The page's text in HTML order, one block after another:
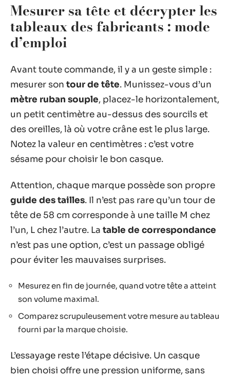
Mesurer sa tête et décrypter les
tableaux des fabricants : mode
d’emploi
Avant toute commande, il y a un geste simple :
mesurer son tour de tête. Munissez-vous d’un
mètre ruban souple, placez-le horizontalement,
un petit centimètre au-dessus des sourcils et
des oreilles, là où votre crâne est le plus large.
Notez la valeur en centimètres : c’est votre
sésame pour choisir le bon casque.
Attention, chaque marque possède son propre
guide des tailles. Il n’est pas rare qu’un tour de
tête de 58 cm corresponde à une taille M chez
l’un, L chez l’autre. La table de correspondance
n’est pas une option, c’est un passage obligé
pour éviter les mauvaises surprises.
Mesurez en fin de journée, quand votre tête a atteint
son volume maximal.
Comparez scrupuleusement votre mesure au tableau
fourni par la marque choisie.
L’essayage reste l’étape décisive. Un casque
bien choisi offre une pression uniforme, sans